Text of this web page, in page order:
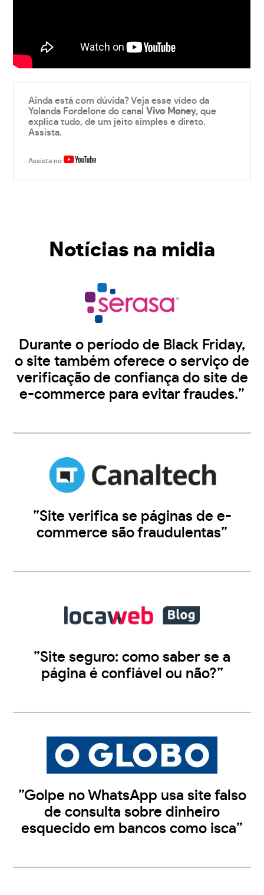
Ainda está com dúvida? Veja esse vídeo da
Yolanda Fordelone do canalVivo Money, que
explica tudo, de um jeito simples e direto.
Assista.
Assista no
Notícias na midia
Durante o período de Black Friday,
o site também oferece o serviço de
verificação de confiança do site de
e-commerce para evitar fraudes.”
”Site verifica se páginas de e-
commerce são fraudulentas”
”Site seguro: como saber se a
página é confiável ou não?”
”Golpe no WhatsApp usa site falso
de consulta sobre dinheiro
esquecido em bancos como isca”